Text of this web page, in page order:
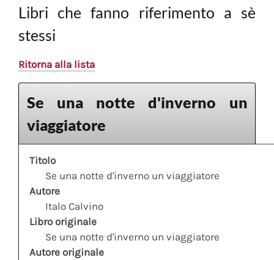
Libri che fanno riferimento a sè
stessi
Ritorna alla lista
Se una notte d'inverno un
viaggiatore
Titolo
Se una notte d'inverno un viaggiatore
Autore
Italo Calvino
Libro originale
Se una notte d'inverno un viaggiatore
Autore originale